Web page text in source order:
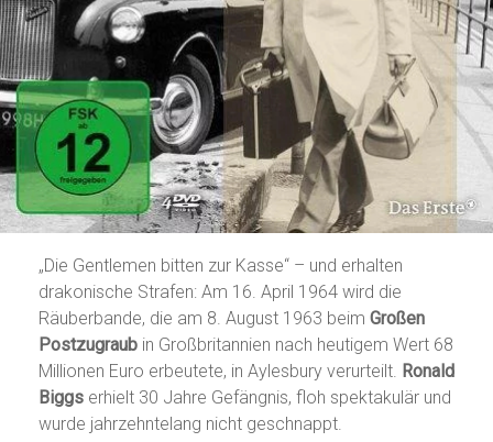
„Die Gentlemen bitten zur Kasse“ – und erhalten
drakonische Strafen: Am 16. April 1964 wird die
Räuberbande, die am 8. August 1963 beim Großen
Postzugraubin Großbritannien nach heutigem Wert 68
Millionen Euro erbeutete, in Aylesbury verurteilt. Ronald
Biggserhielt 30 Jahre Gefängnis, floh spektakulär und
wurde jahrzehntelang nicht geschnappt.